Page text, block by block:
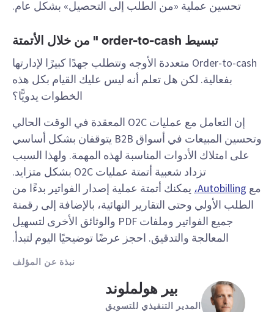
تحسين عملية «من الطلب إلى التحصيل» بشكل عام.
تبسيط order-to-cash " من خلال الأتمتة
Order-to-cash متعددة الأوجه وتتطلب جهدًا كبيرًا لإدارتها
بفعالية. لكن هل تعلم أنه ليس عليك القيام بكل هذه
الخطوات يدويًّا؟
إن التعامل مع عمليات O2C المعقدة في الوقت الحالي
وتحسين المبيعات في أسواق B2B يتوقفان بشكل أساسي
على امتلاك الأدوات المناسبة لهذه المهمة. ولهذا السبب
تزداد شعبية أتمتة عمليات O2C بشكل متزايد.
مع Autobilling، يمكنك أتمتة عملية إصدار الفواتير بدءًا من
الطلب الأولي وحتى التقارير النهائية، بالإضافة إلى رقمنة
جميع الفواتير وملفات PDF والوثائق الأخرى لتسهيل
المعالجة والتدقيق. احجز عرضًا توضيحيًا اليوم لتبدأ.
نبذة عن المؤلف
بير هولملوند
المدير التنفيذي للتسويق